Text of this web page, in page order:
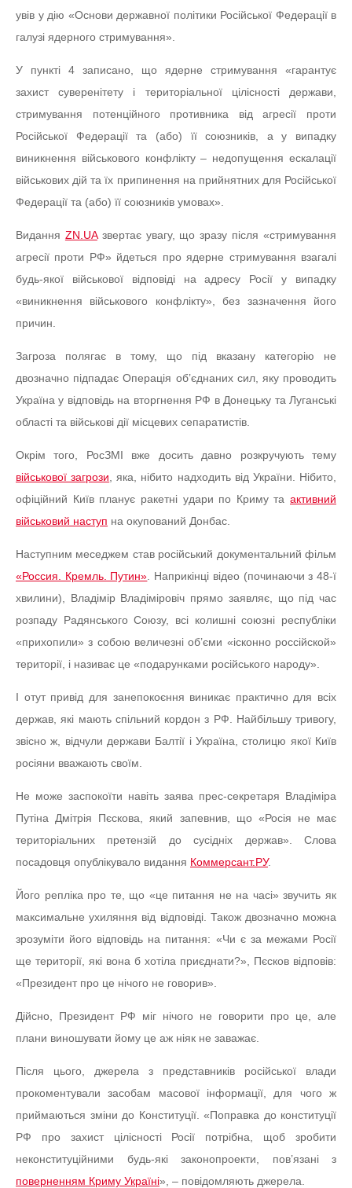
увів у дію «Основи державної політики Російської Федерації в
галузі ядерного стримування».
У пункті 4 записано, що ядерне стримування «гарантує
захист суверенітету і територіальної цілісності держави,
стримування потенційного противника від агресії проти
Російської Федерації та (або) її союзників, а у випадку
виникнення військового конфлікту – недопущення ескалації
військових дій та їх припинення на прийнятних для Російської
Федерації та (або) її союзників умовах».
Видання ZN.UAзвертає увагу, що зразу після «стримування
агресії проти РФ» йдеться про ядерне стримування взагалі
будь-якої військової відповіді на адресу Росії у випадку
«виникнення військового конфлікту», без зазначення його
причин.
Загроза полягає в тому, що під вказану категорію не
двозначно підпадає Операція об’єднаних сил, яку проводить
Україна у відповідь на вторгнення РФ в Донецьку та Луганські
області та військові дії місцевих сепаратистів.
Окрім того, РосЗМІ вже досить давно розкручують тему
військової загрози , яка, нібито надходить від України. Нібито,
офіційний Київ планує ракетні удари по Криму та активний
військовий наступ на окупований Донбас.
Наступним меседжем став російський документальний фільм
«Россия. Кремль. Путин» . Наприкінці відео (починаючи з 48-ї
хвилини), Владімір Владіміровіч прямо заявляє, що під час
розпаду Радянського Союзу, всі колишні союзні республіки
«прихопили» з собою величезні об’єми «ісконно россійской»
території, і називає це «подарунками російського народу».
І отут привід для занепокоєння виникає практично для всіх
держав, які мають спільний кордон з РФ. Найбільшу тривогу,
звісно ж, відчули держави Балтії і Україна, столицю якої Київ
росіяни вважають своїм.
Не може заспокоїти навіть заява прес-секретаря Владіміра
Путіна Дмітрія Пєскова, який запевнив, що «Росія не має
територіальних претензій до сусідніх держав». Слова
посадовця опублікувало видання Коммерсант.РУ.
Його репліка про те, що «це питання не на часі» звучить як
максимальне ухиляння від відповіді. Також двозначно можна
зрозуміти його відповідь на питання: «Чи є за межами Росії
ще території, які вона б хотіла приєднати?», Пєсков відповів:
«Президент про це нічого не говорив».
Дійсно, Президент РФ міг нічого не говорити про це, але
плани виношувати йому це аж ніяк не заважає.
Після цього, джерела з представників російської влади
прокоментували засобам масової інформації, для чого ж
приймаються зміни до Конституції. «Поправка до конституції
РФ про захист цілісності Росії потрібна, щоб зробити
неконституційними будь-які законопроекти, пов’язані з
поверненням Криму Україні», – повідомляють джерела.